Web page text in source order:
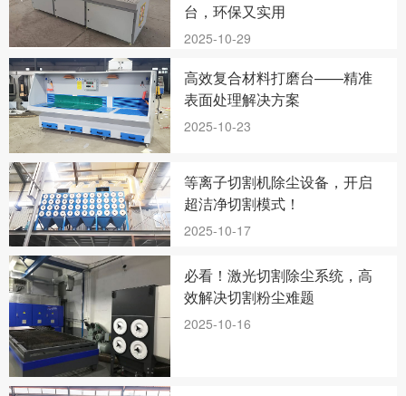
台，环保又实用
2025-10-29
高效复合材料打磨台——精准
表面处理解决方案
2025-10-23
等离子切割机除尘设备，开启
超洁净切割模式！
2025-10-17
必看！激光切割除尘系统，高
效解决切割粉尘难题
2025-10-16